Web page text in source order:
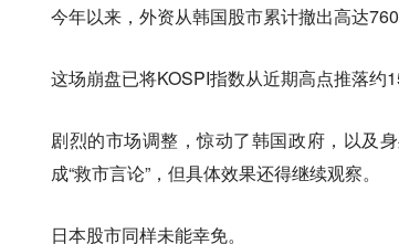
今年以来，外资从韩国股市累计撤出高达
这场崩盘已将KOSPI指数从近期高点推落约
剧烈的市场调整，惊动了韩国政府，以及
成“救市言论”，但具体效果还得继续观察。
日本股市同样未能幸免。